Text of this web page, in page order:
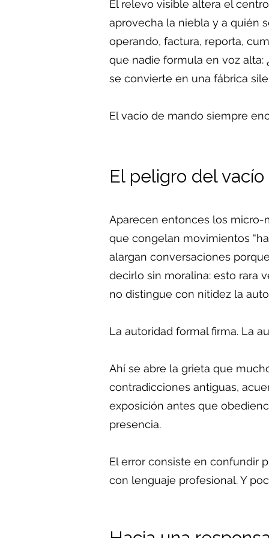
El relevo visible altera el
aprovecha la niebla y a quién
operando, factura, reporta,
que nadie formula en voz alta:
se convierte en una fábrica
El vacío de mando siempre
El peligro del
Aparecen entonces los micro-
que congelan movimientos
alargan conversaciones
decirlo sin moralina: esto rara
no distingue con nitidez la
La autoridad formal firma. La
Ahí se abre la grieta que
contradicciones antiguas,
exposición antes que
presencia.
El error consiste en confundir
con lenguaje profesional. Y